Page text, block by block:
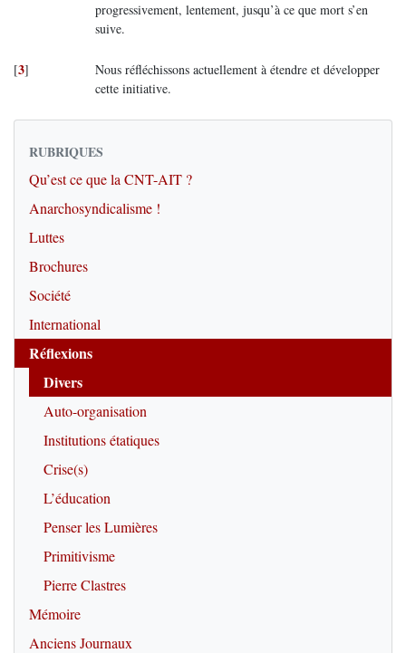
progressivement, lentement, jusqu’à ce que mort s’en
suive.
[3]
Nous réfléchissons actuellement à étendre et développer
cette initiative.
RUBRIQUES
Qu’est ce que la CNT-AIT ?
Anarchosyndicalisme !
Luttes
Brochures
Société
International
Réflexions
Divers
Auto-organisation
Institutions étatiques
Crise(s)
L’éducation
Penser les Lumières
Primitivisme
Pierre Clastres
Mémoire
Anciens Journaux